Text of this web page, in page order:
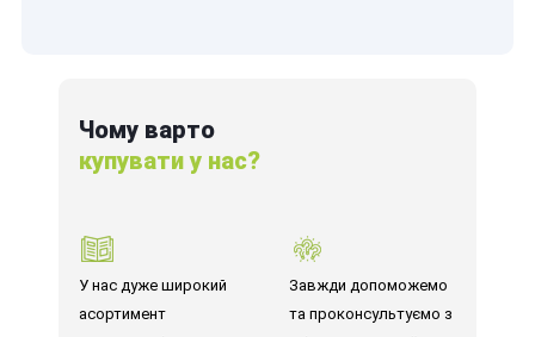
Чому варто
купувати у нас?
У нас дуже широкий
асортимент
Завжди допоможемо
та проконсультуємо з